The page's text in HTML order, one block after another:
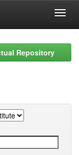
Repository